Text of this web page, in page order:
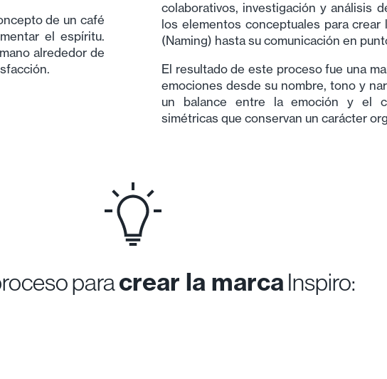
de un café
el espíritu.
alrededor de
colaborativos, investigación y análisis
los elementos conceptuales para
(Naming) hasta su comunicación en
El resultado de este proceso fue una
emociones desde su nombre, tono y
un balance entre la emoción y el
simétricas que conservan un carácter
paracrear la marcaInspiro: